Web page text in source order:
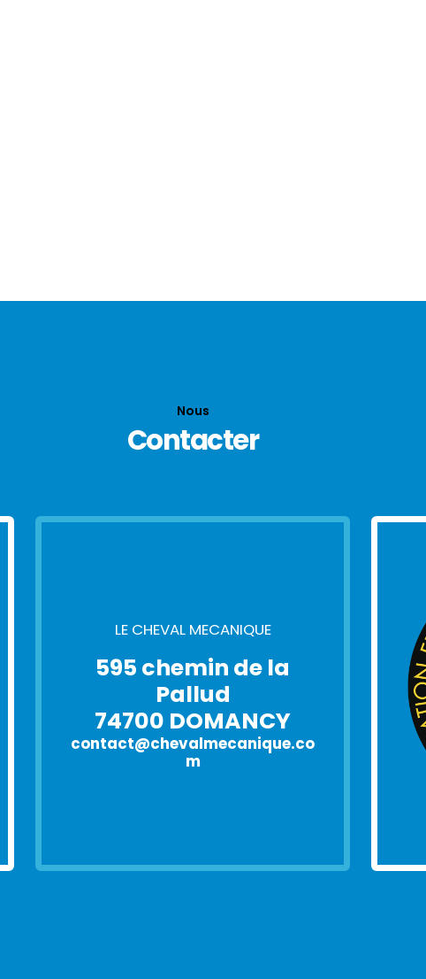
Nous
Contacter
LE CHEVAL MECANIQUE
595 chemin de la
Pallud
74700 DOMANCY
contact@chevalmecanique.co
m